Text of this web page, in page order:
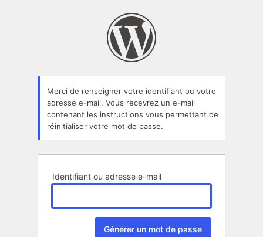
oublié
Merci de renseigner votre identifiant ou votre
adresse e-mail. Vous recevrez un e-mail
contenant les instructions vous permettant de
réinitialiser votre mot de passe.
Identifiant ou adresse e-mail